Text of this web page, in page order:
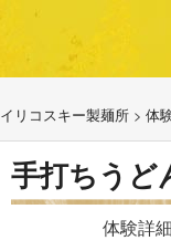
イリコスキー製麺所 > 体
手打ちうど
体験詳細